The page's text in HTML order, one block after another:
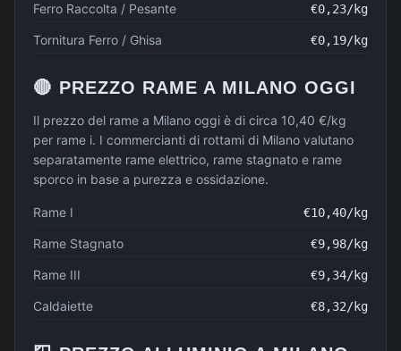
Ferro Raccolta / Pesante €0,23/kg
Tornitura Ferro / Ghisa €0,19/kg
🔴 PREZZO RAME A MILANO OGGI
Il prezzo del rame a Milano oggi è di circa 10,40 €/kg
per rame i. I commercianti di rottami di Milano valutano
separatamente rame elettrico, rame stagnato e rame
sporco in base a purezza e ossidazione.
Rame I €10,40/kg
Rame Stagnato €9,98/kg
Rame III €9,34/kg
Caldaiette €8,32/kg